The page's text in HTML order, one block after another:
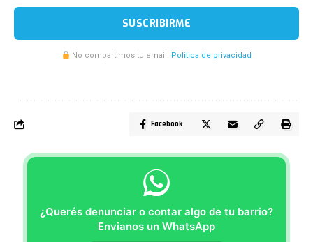
SUSCRIBIRME
No compartimos tu email. Politica de privacidad
Facebook
¿Querés denunciar o contar algo de tu barrio?
Envianos un WhatsApp